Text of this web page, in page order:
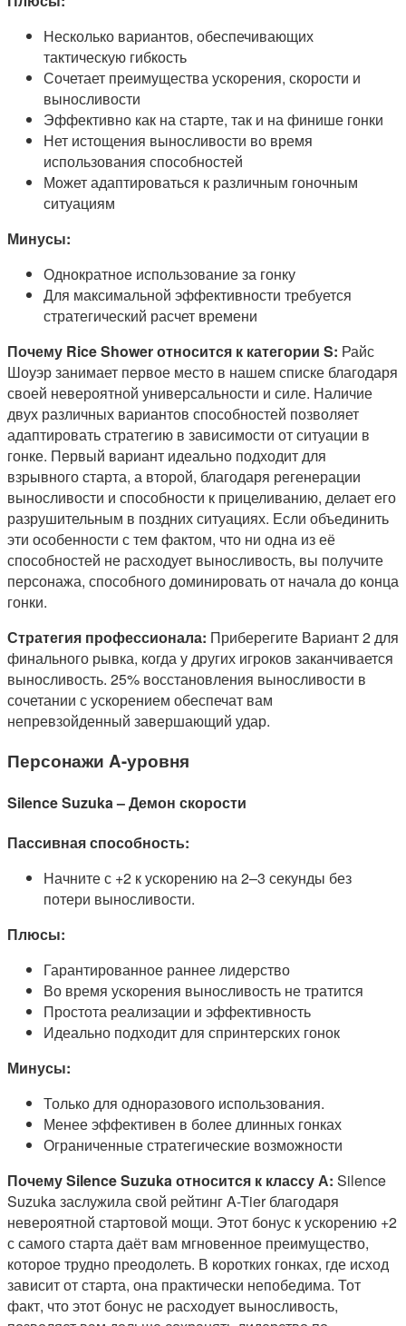
Несколько вариантов, обеспечивающих
тактическую гибкость
Сочетает преимущества ускорения, скорости и
выносливости
Эффективно как на старте, так и на финише гонки
Нет истощения выносливости во время
использования способностей
Может адаптироваться к различным гоночным
ситуациям
Минусы:
Однократное использование за гонку
Для максимальной эффективности требуется
стратегический расчет времени
Почему Rice Shower относится к категории S: Райс
Шоуэр занимает первое место в нашем списке благодаря
своей невероятной универсальности и силе. Наличие
двух различных вариантов способностей позволяет
адаптировать стратегию в зависимости от ситуации в
гонке. Первый вариант идеально подходит для
взрывного старта, а второй, благодаря регенерации
выносливости и способности к прицеливанию, делает его
разрушительным в поздних ситуациях. Если объединить
эти особенности с тем фактом, что ни одна из её
способностей не расходует выносливость, вы получите
персонажа, способного доминировать от начала до конца
гонки.
Стратегия профессионала: Приберегите Вариант 2 для
финального рывка, когда у других игроков заканчивается
выносливость. 25% восстановления выносливости в
сочетании с ускорением обеспечат вам
непревзойденный завершающий удар.
Персонажи A-уровня
Silence Suzuka – Демон скорости
Пассивная способность:
Начните с +2 к ускорению на 2–3 секунды без
потери выносливости.
Плюсы:
Гарантированное раннее лидерство
Во время ускорения выносливость не тратится
Простота реализации и эффективность
Идеально подходит для спринтерских гонок
Минусы:
Только для одноразового использования.
Менее эффективен в более длинных гонках
Ограниченные стратегические возможности
Почему Silence Suzuka относится к классу А: Silence
Suzuka заслужила свой рейтинг A-Tier благодаря
невероятной стартовой мощи. Этот бонус к ускорению +2
с самого старта даёт вам мгновенное преимущество,
которое трудно преодолеть. В коротких гонках, где исход
зависит от старта, она практически непобедима. Тот
факт, что этот бонус не расходует выносливость,